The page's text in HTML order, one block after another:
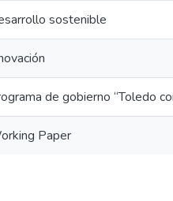
sostenible
de gobierno “Toledo
Paper